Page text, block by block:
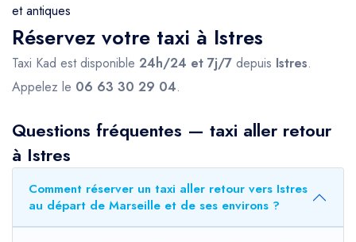
et antiques
Réservez votre taxi à Istres
Taxi Kad est disponible 24h/24 et 7j/7 depuis Istres.
Appelez le 06 63 30 29 04.
Questions fréquentes — taxi aller retour
à Istres
Comment réserver un taxi aller retour vers Istres
au départ de Marseille et de ses environs ?